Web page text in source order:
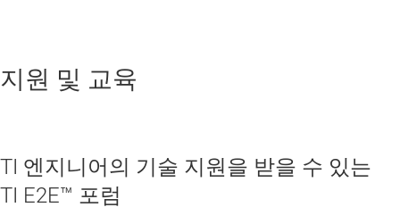
지원 및 교육
TI 엔지니어의 기술 지원을 받을 수 있는
TI E2E™ 포럼